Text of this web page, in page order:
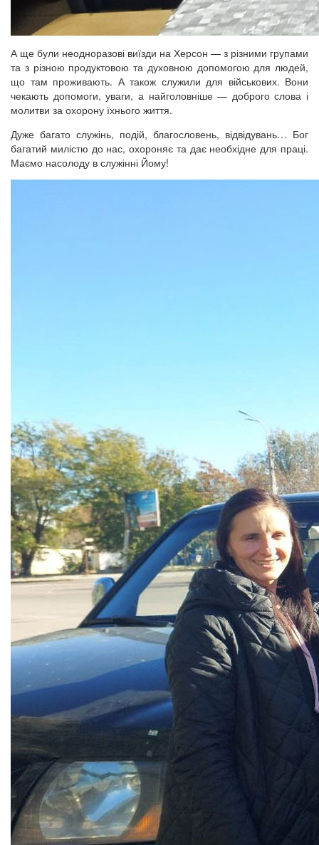
А ще були неодноразові виїзди на Херсон — з різними групами
та з різною продуктовою та духовною допомогою для людей,
що там проживають. А також служили для військових. Вони
чекають допомоги, уваги, а найголовніше — доброго слова і
молитви за охорону їхнього життя.
Дуже багато служінь, подій, благословень, відвідувань… Бог
багатий милістю до нас, охороняє та дає необхідне для праці.
Маємо насолоду в служінні Йому!